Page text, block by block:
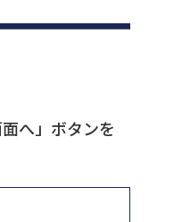
へ」ボタンを